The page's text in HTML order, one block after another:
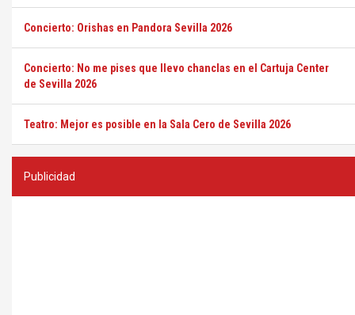
Concierto: Orishas en Pandora Sevilla 2026
Concierto: No me pises que llevo chanclas en el Cartuja Center
de Sevilla 2026
Teatro: Mejor es posible en la Sala Cero de Sevilla 2026
Publicidad